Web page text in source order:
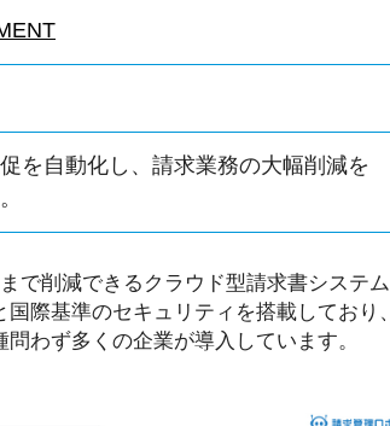
を自動化し、請求業務の大幅削減を
で削減できるクラウド型請求書システム
際基準のセキュリティを搭載しており、
わず多くの企業が導入しています。